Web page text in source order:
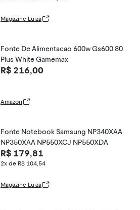
Magazine Luiza
Fonte De Alimentacao 600w Gs600 80
Plus White Gamemax
R$ 216,00
Amazon
Fonte Notebook Samsung NP340XAA
NP350XAA NP550XCJ NP550XDA
R$ 179,81
2x de R$ 104,54
Magazine Luiza